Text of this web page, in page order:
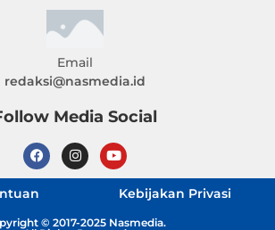
Email
redaksi@nasmedia.id
Media Social
Kebijakan Privasi
© 2017-2025 Nasmedia.